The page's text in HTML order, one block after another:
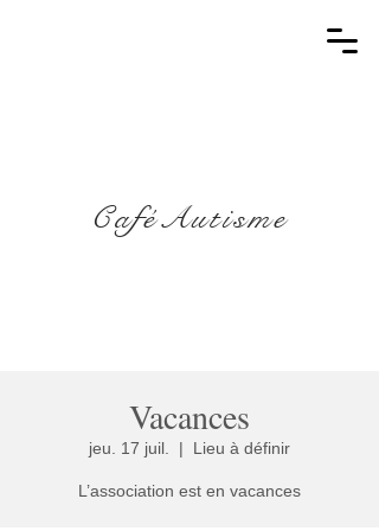
CaféAutisme
Vacances
jeu. 17 juil.
  |
Lieu à définir
L’association est en vacances